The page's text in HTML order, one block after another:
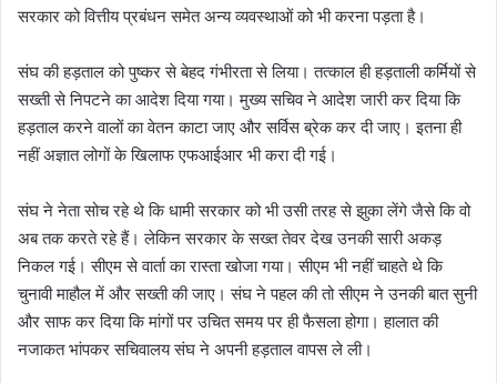
सरकार को वित्तीय प्रबंधन समेत अन्य व्यवस्थाओं को भी करना पड़ता है।
संघ की हड़ताल को पुष्कर से बेहद गंभीरता से लिया। तत्काल ही हड़ताली कर्मियों से
सख्ती से निपटने का आदेश दिया गया। मुख्य सचिव ने आदेश जारी कर दिया कि
हड़ताल करने वालों का वेतन काटा जाए और सर्विस ब्रेक कर दी जाए। इतना ही
नहीं अज्ञात लोगों के खिलाफ एफआईआर भी करा दी गई।
संघ ने नेता सोच रहे थे कि धामी सरकार को भी उसी तरह से झुका लेंगे जैसे कि वो
अब तक करते रहे हैं। लेकिन सरकार के सख्त तेवर देख उनकी सारी अकड़
निकल गई। सीएम से वार्ता का रास्ता खोजा गया। सीएम भी नहीं चाहते थे कि
चुनावी माहौल में और सख्ती की जाए। संघ ने पहल की तो सीएम ने उनकी बात सुनी
और साफ कर दिया कि मांगों पर उचित समय पर ही फैसला होगा। हालात की
नजाकत भांपकर सचिवालय संघ ने अपनी हड़ताल वापस ले ली।